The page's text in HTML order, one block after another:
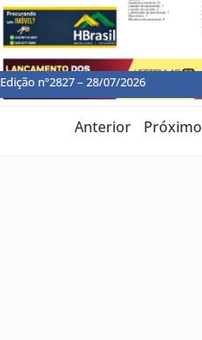
Edição nº2827 – 28/07/2026
Anterior Próximo